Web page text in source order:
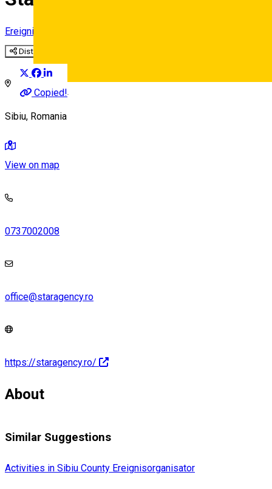
Deutsch
Ereignisorganisator
Distribuie
Copied!
Sibiu, Romania
View on map
0737002008
office@staragency.ro
https://staragency.ro/
About
Similar Suggestions
Activities in Sibiu County Ereignisorganisator